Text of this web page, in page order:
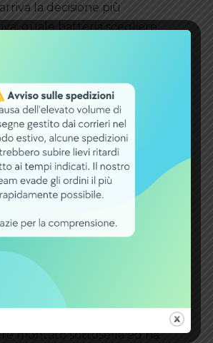
la decisione più
quale batteria scegliere
labatteria agli ioni di litio
h. È dedicata alle bici
a pedalata assistita con
a spazzole che senza. È
con corpo in alluminio e
in plastica ed è
di ogni accessorio
maniglia e coppia chiavi di
slitta e base. Ha una
di 36V e una
di 17Ah, il tutto con
e peso molto ridotti.
montato sottosella ed ha